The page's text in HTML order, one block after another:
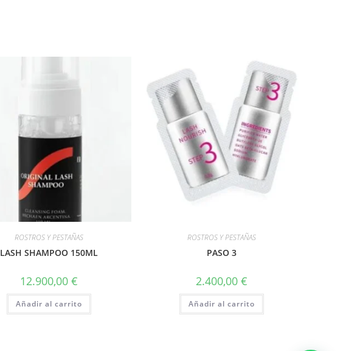
ROSTROS Y PESTAÑAS
LASH SHAMPOO 150ML
12.900,00 €
Añadir al carrito
ROSTROS Y PESTAÑAS
PASO 3
2.400,00€
Añadir al carrito